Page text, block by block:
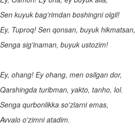
Sen kuyuk bag'rimdan boshingni olgil!
Ey, Tuproq! Sen qonsan, buyuk hikmatsan,
Senga sig'inaman, buyuk ustozim!
Ey, ohang! Ey ohang, men osilgan dor,
Qarshingda turibman, yakto, tanho, lol.
Senga qurbonlikka so'zlarni emas,
Avvalo o'zimni atadim.